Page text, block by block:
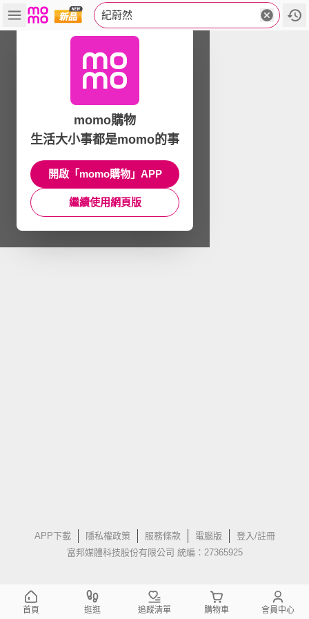
紀蔚然
APP下載 隱私權政策 服務條款 電腦版
登入/註冊
富邦媒體科技股份有限公司 統編：27365925
momo購物
生活大小事都是momo的事
開啟「momo購物」APP
繼續使用網頁版
首頁 逛逛 追蹤清單 購物車 會員中心